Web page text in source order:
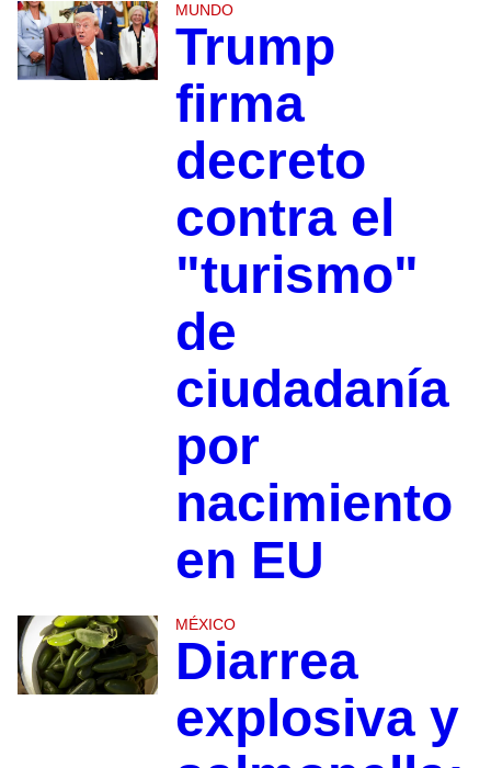
MUNDO
Trump
firma
decreto
contra el
"turismo"
de
ciudadanía
por
nacimiento
en EU
MÉXICO
Diarrea
explosiva y